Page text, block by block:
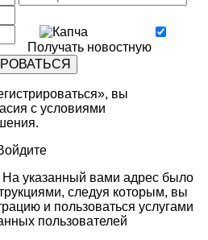
Получать новостную
вы
с условиями
.
указанный вами адрес было
следуя которым, вы
и пользоваться услугами
пользователей